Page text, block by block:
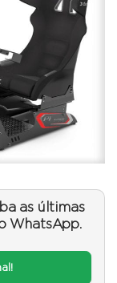
as últimas
WhatsApp.